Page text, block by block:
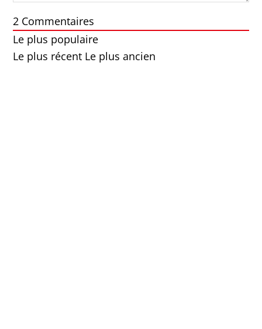
2 Commentaires
Le plus populaire
Le plus récent Le plus ancien